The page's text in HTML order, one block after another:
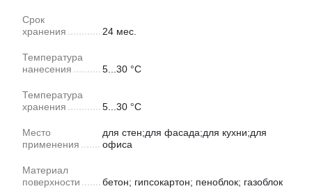
Срок
хранения
24 мес.
Температура
нанесения
5...30 °C
Температура
хранения
5...30 °C
Место
применения
для стен;для фасада;для кухни;для
офиса
Материал
поверхности
бетон; гипсокартон; пеноблок; газоблок